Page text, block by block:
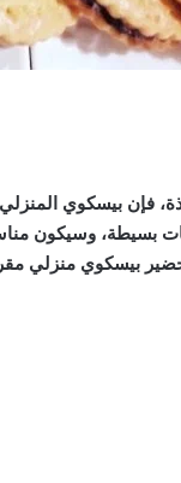
فإن بيسكوي
بسيطة، وسيكون
بيسكوي منزلي